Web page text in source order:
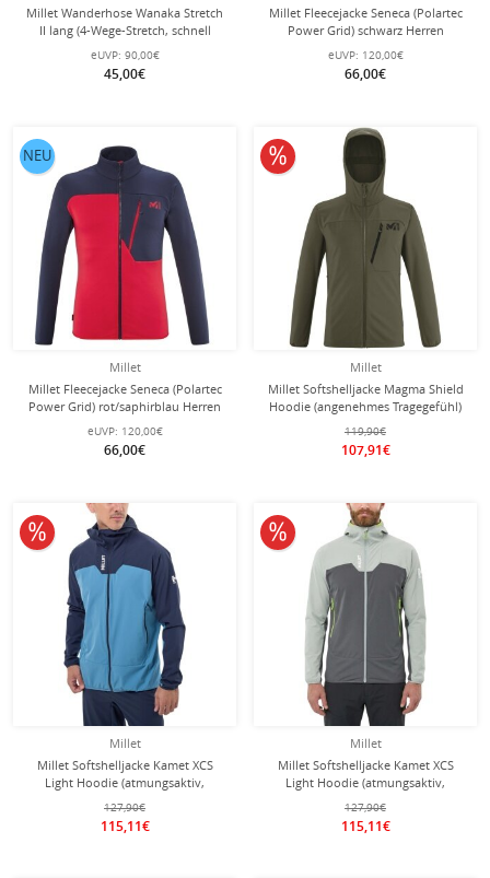
Millet Wanderhose Wanaka Stretch
II lang (4-Wege-Stretch, schnell
trocknend) grovebraun Herren
eUVP: 90,00€
45,00€
Millet Fleecejacke Seneca (Polartec
Power Grid) schwarz Herren
eUVP: 120,00€
66,00€
Millet
Millet Fleecejacke Seneca (Polartec
Power Grid) rot/saphirblau Herren
eUVP: 120,00€
66,00€
NEU
Millet
Millet Softshelljacke Magma Shield
Hoodie (angenehmes Tragegefühl)
khakigrün Herren
119,90€
107,91€
10% reduziert
Millet
Millet Softshelljacke Kamet XCS
Light Hoodie (atmungsaktiv,
optimale Bewegungsfreiheit)
dunkelblau/saphir Herren
127,90€
115,11€
10% reduziert
Millet
Millet Softshelljacke Kamet XCS
Light Hoodie (atmungsaktiv,
optimale Bewegungsfreiheit)
hellgrün/grau Herren
127,90€
115,11€
10% reduziert